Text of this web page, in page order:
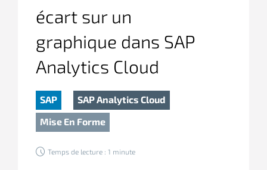
écart sur un
graphique dans SAP
Analytics Cloud
SAP
SAP Analytics Cloud
Mise En Forme
Temps de lecture : 1 minute